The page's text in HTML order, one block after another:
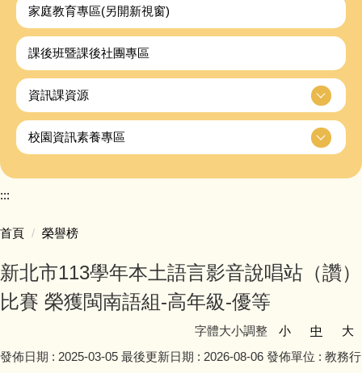
家庭教育專區(另開新視窗)
課後班暨課後社團專區
資訊課資源
校園資訊素養專區
:::
首頁 榮譽榜
新北市113學年本土語言影音說唱站（讚）
比賽 榮獲閩南語組-高年級-優等
字體大小調整 小 中
大
發佈日期 : 2025-03-05 最後更新日期 : 2026-08-06 發佈單位 : 教務行